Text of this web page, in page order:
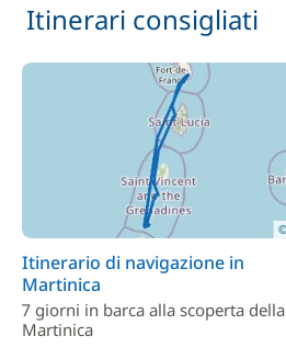
Itinerari consigliati
Itinerario di navigazione in
Martinica
7 giorni in barca alla scoperta della
Martinica